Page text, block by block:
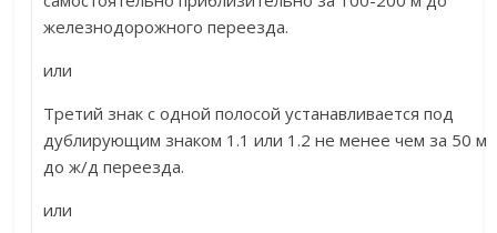
железнодорожного переезда.
или
Третий знак с одной полосой устанавливается под
дублирующим знаком 1.1 или 1.2 не менее чем за 50 м
до ж/д переезда.
или